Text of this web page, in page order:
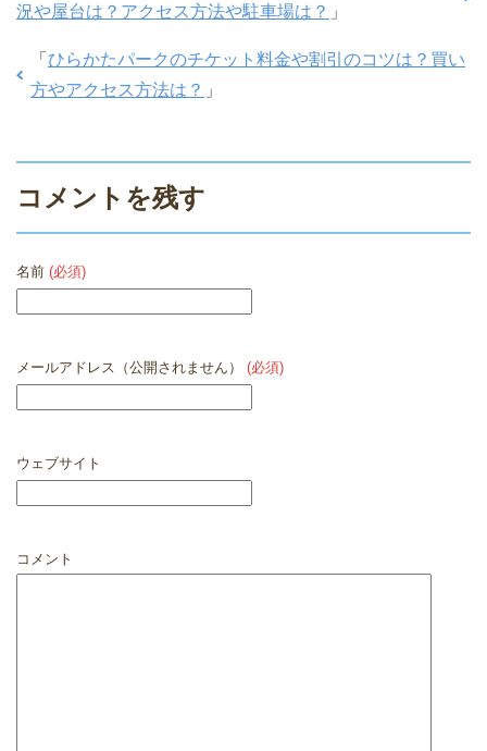
況や屋台は？アクセス方法や駐車場は？ 」
「 ひらかたパークのチケット料金や割引のコツは？買い
方やアクセス方法は？ 」
コメントを残す
名前 (必須)
メールアドレス（公開されません） (必須)
ウェブサイト
コメント